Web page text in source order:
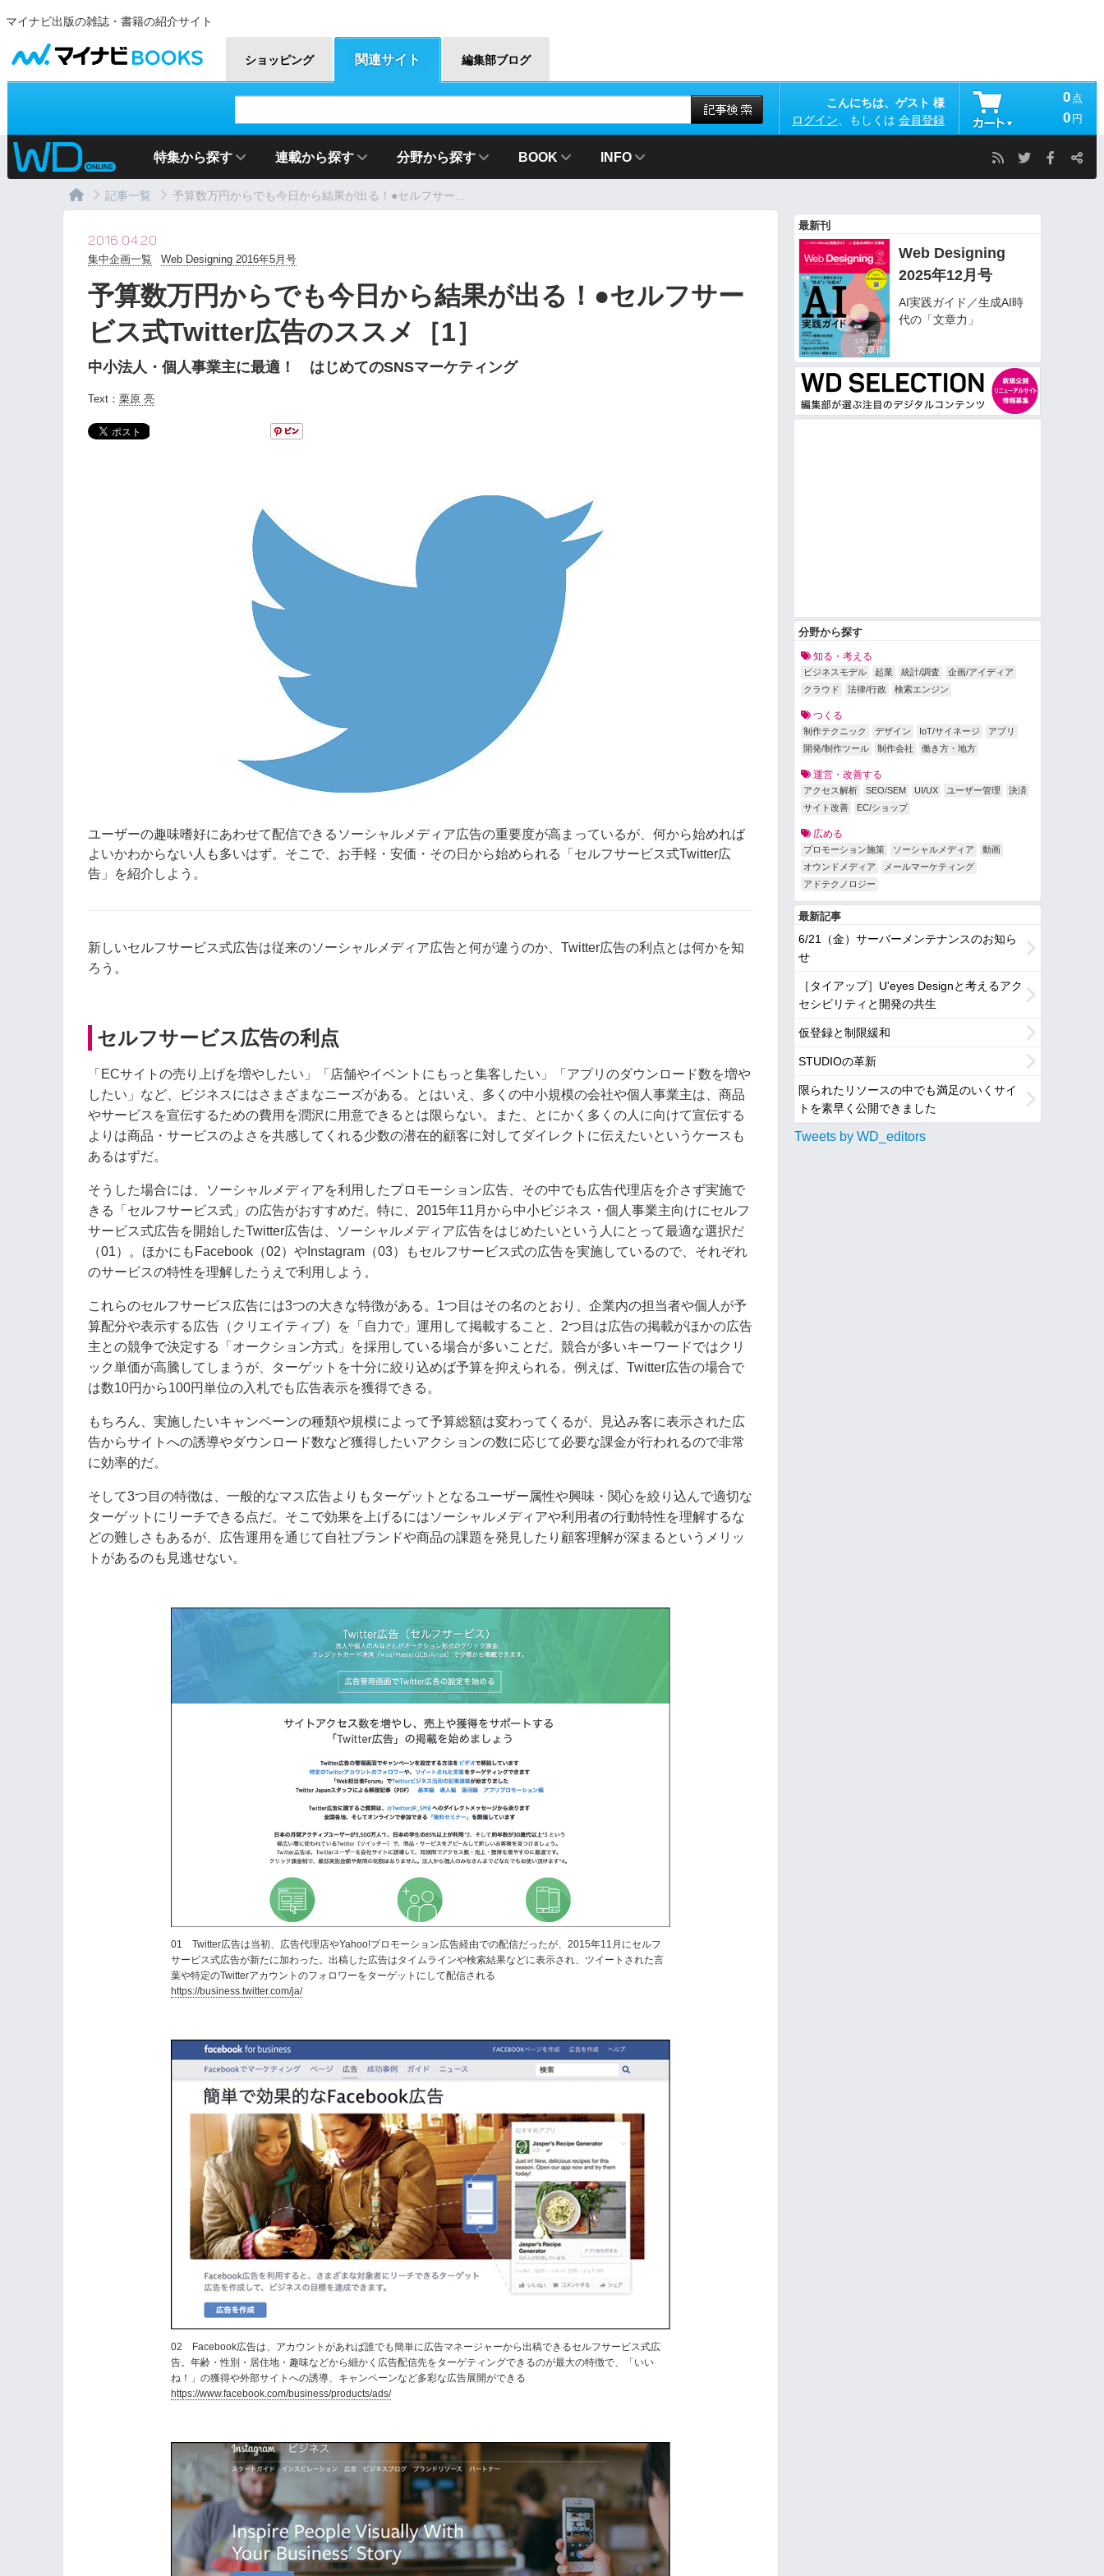
マイナビ出版の雑誌・書籍の紹介サイト
マイナビBOOKS
ショッピング 関連サイト 編集部ブログ
こんにちは、ゲスト 様
ログイン 、もしくは 会員登録
0 点
0 円
特集から探す 連載から探す 分野から探す BOOK INFO
記事一覧 予算数万円からでも今日から結果が出る！●セルフサー...
2016.04.20
集中企画一覧 Web Designing 2016年5月号
予算数万円からでも今日から結果が出る！●セルフサー
ビス式Twitter広告のススメ［1］
中小法人・個人事業主に最適！ はじめてのSNSマーケティング
Text： 栗原 亮
ユーザーの趣味嗜好にあわせて配信できるソーシャルメディア広告の重要度が高まっているが、何から始めれば
よいかわからない人も多いはず。そこで、お手軽・安価・その日から始められる「セルフサービス式Twitter広
告」を紹介しよう。
新しいセルフサービス式広告は従来のソーシャルメディア広告と何が違うのか、Twitter広告の利点とは何かを知
ろう。
セルフサービス広告の利点
「ECサイトの売り上げを増やしたい」「店舗やイベントにもっと集客したい」「アプリのダウンロード数を増や
したい」など、ビジネスにはさまざまなニーズがある。とはいえ、多くの中小規模の会社や個人事業主は、商品
やサービスを宣伝するための費用を潤沢に用意できるとは限らない。また、とにかく多くの人に向けて宣伝する
よりは商品・サービスのよさを共感してくれる少数の潜在的顧客に対してダイレクトに伝えたいというケースも
あるはずだ。
そうした場合には、ソーシャルメディアを利用したプロモーション広告、その中でも広告代理店を介さず実施で
きる「セルフサービス式」の広告がおすすめだ。特に、2015年11月から中小ビジネス・個人事業主向けにセルフ
サービス式広告を開始したTwitter広告は、ソーシャルメディア広告をはじめたいという人にとって最適な選択だ
（01）。ほかにもFacebook（02）やInstagram（03）もセルフサービス式の広告を実施しているので、それぞれ
のサービスの特性を理解したうえで利用しよう。
これらのセルフサービス広告には3つの大きな特徴がある。1つ目はその名のとおり、企業内の担当者や個人が予
算配分や表示する広告（クリエイティブ）を「自力で」運用して掲載すること、2つ目は広告の掲載がほかの広告
主との競争で決定する「オークション方式」を採用している場合が多いことだ。競合が多いキーワードではクリ
ック単価が高騰してしまうが、ターゲットを十分に絞り込めば予算を抑えられる。例えば、Twitter広告の場合で
は数10円から100円単位の入札でも広告表示を獲得できる。
もちろん、実施したいキャンペーンの種類や規模によって予算総額は変わってくるが、見込み客に表示された広
告からサイトへの誘導やダウンロード数など獲得したいアクションの数に応じて必要な課金が行われるので非常
に効率的だ。
そして3つ目の特徴は、一般的なマス広告よりもターゲットとなるユーザー属性や興味・関心を絞り込んで適切な
ターゲットにリーチできる点だ。そこで効果を上げるにはソーシャルメディアや利用者の行動特性を理解するな
どの難しさもあるが、広告運用を通じて自社ブランドや商品の課題を発見したり顧客理解が深まるというメリッ
トがあるのも見逃せない。
01 Twitter広告は当初、広告代理店やYahoo!プロモーション広告経由での配信だったが、2015年11月にセルフ
サービス式広告が新たに加わった。出稿した広告はタイムラインや検索結果などに表示され、ツイートされた言
葉や特定のTwitterアカウントのフォロワーをターゲットにして配信される
https://business.twitter.com/ja/
02 Facebook広告は、アカウントがあれば誰でも簡単に広告マネージャーから出稿できるセルフサービス式広
告。年齢・性別・居住地・趣味などから細かく広告配信先をターゲティングできるのが最大の特徴で、「いい
ね！」の獲得や外部サイトへの誘導、キャンペーンなど多彩な広告展開ができる
https://www.facebook.com/business/products/ads/
最新刊
Web Designing
2025年12月号
AI実践ガイド／生成AI時
代の「文章力」
分野から探す
知る・考える
ビジネスモデル 起業 統計/調査
企画/アイディア
クラウド
法律/行政 検索エンジン
つくる
制作テクニック デザイン IoT/サイネージ
アプリ
開発/制作ツール
制作会社 働き方・地方
運営・改善する
アクセス解析 SEO/SEM UI/UX ユーザー管理
決済
サイト改善
EC/ショップ
広める
プロモーション施策 ソーシャルメディア
動画
オウンドメディア
メールマーケティング
アドテクノロジー
最新記事
6/21（金）サーバーメンテナンスのお知ら
せ
［タイアップ］U'eyes Designと考えるアク
セシビリティと開発の共生
仮登録と制限緩和
STUDIOの革新
限られたリソースの中でも満足のいくサイ
トを素早く公開できました
Tweets by WD_editors